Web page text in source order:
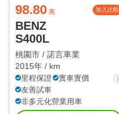
98.80 萬 加入比較
BENZ
S400L
桃園市 / 諾言車業
2015年 / km
里程保證
實車實價
友善試車
非多元化營業用車